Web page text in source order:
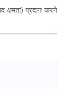
क्षमता) प्रदान करने